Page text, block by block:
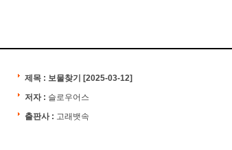
제목 : 보물찾기
[2025-03-12]
저자 : 슬로우어스
출판사 : 고래뱃속